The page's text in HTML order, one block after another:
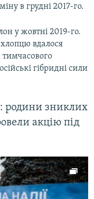
в грудні 2017-го.
у жовтні 2019-го.
вдалося
тимчасового
гібридні сили
родини зниклих
акцію під